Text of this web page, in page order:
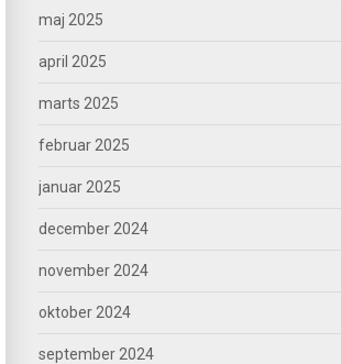
maj 2025
april 2025
marts 2025
februar 2025
januar 2025
december 2024
november 2024
oktober 2024
september 2024